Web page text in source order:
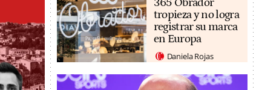
365 Obrador
tropieza y no logra
registrar su marca
en Europa
Daniela Rojas